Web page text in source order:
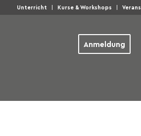
Unterricht Kurse & Workshops
Anmeldung